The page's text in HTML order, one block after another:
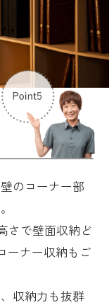
のコーナー部
さで壁面収納ど
ーナー収納もご
収納力も抜群